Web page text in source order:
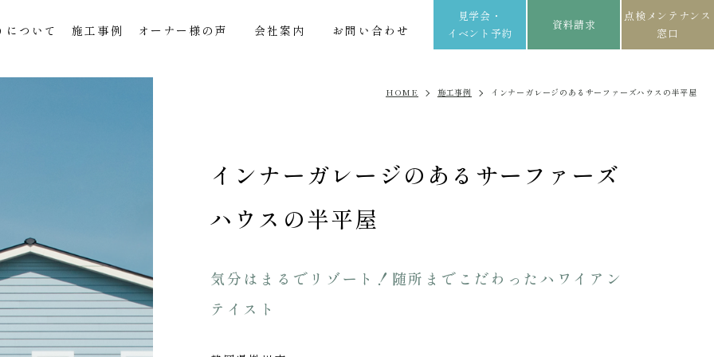
について 施工事例 オーナー様の声 会社案内 お問い合わせ
見学会・
イベント予約
資料請求
点検メンテナンス
窓口
HOME 施工事例 インナーガレージのあるサーファーズハウスの半平屋
インナーガレージのあるサーファーズ
ハウスの半平屋
気分はまるでリゾート！随所までこだわったハワイアン
テイスト